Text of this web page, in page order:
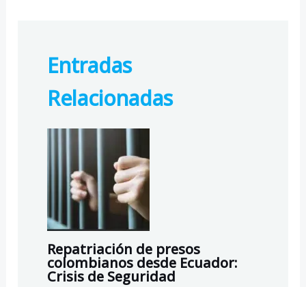
b
o
o
k
a
m
s
A
p
p
c
o
Entradas
Relacionadas
Repatriación de presos
colombianos desde Ecuador:
Crisis de Seguridad